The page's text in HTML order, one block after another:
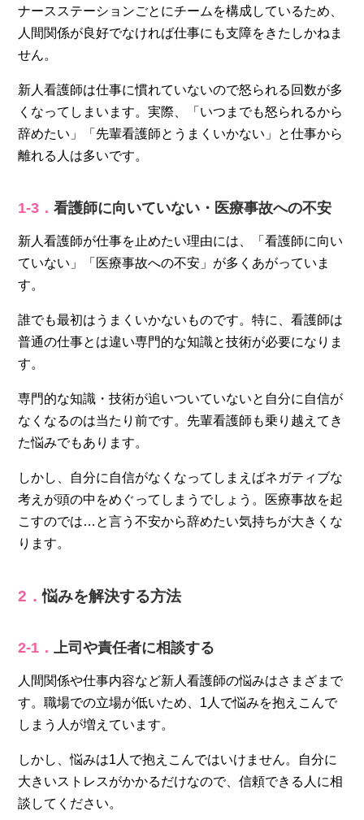
ナースステーションごとにチームを構成しているため、
人間関係が良好でなければ仕事にも支障をきたしかねま
せん。
新人看護師は仕事に慣れていないので怒られる回数が多
くなってしまいます。実際、「いつまでも怒られるから
辞めたい」「先輩看護師とうまくいかない」と仕事から
離れる人は多いです。
1‐3．看護師に向いていない・医療事故への不安
新人看護師が仕事を止めたい理由には、「看護師に向い
ていない」「医療事故への不安」が多くあがっていま
す。
誰でも最初はうまくいかないものです。特に、看護師は
普通の仕事とは違い専門的な知識と技術が必要になりま
す。
専門的な知識・技術が追いついていないと自分に自信が
なくなるのは当たり前です。先輩看護師も乗り越えてき
た悩みでもあります。
しかし、自分に自信がなくなってしまえばネガティブな
考えが頭の中をめぐってしまうでしょう。医療事故を起
こすのでは…と言う不安から辞めたい気持ちが大きくな
ります。
2．悩みを解決する方法
2‐1． 上司や責任者に相談する
人間関係や仕事内容など新人看護師の悩みはさまざまで
す。職場での立場が低いため、1人で悩みを抱えこんで
しまう人が増えています。
しかし、悩みは1人で抱えこんではいけません。自分に
大きいストレスがかかるだけなので、信頼できる人に相
談してください。